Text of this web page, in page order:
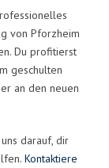
von Pforzheim
Du profitierst
geschulten
an den neuen
darauf, dir
Kontaktiere